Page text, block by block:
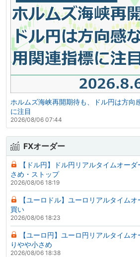
ホルムズ海峡再開期待も、ドル円は方向
に注目
2026/08/06 07:44
FXオーダー
【ドル円】ドル円リアルタイムオー
さめ・ストップ
2026/08/06 18:19
【ユーロドル】ユーロリアルタイム
買い
2026/08/06 18:23
【ユーロ円】ユーロ円リアルタイム
りやや小さめ
2026/08/06 18:38